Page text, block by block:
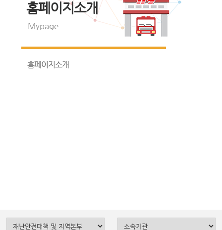
홈페이지소개
Mypage
홈페이지소개